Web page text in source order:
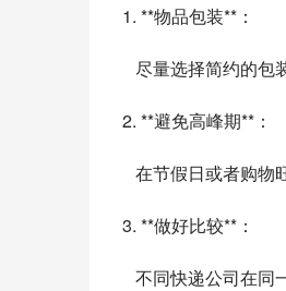
1. **物品包装**：
尽量选择简约的
2. **避免高峰期**：
在节假日或者购
3. **做好比较**：
不同快递公司在